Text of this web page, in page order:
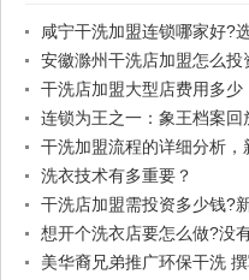
咸宁干洗加盟连锁哪家好?
安徽滁州干洗店加盟怎么投
干洗店加盟大型店费用多少
连锁为王之一：象王档案回
干洗加盟流程的详细分析，
洗衣技术有多重要？
干洗店加盟需投资多少钱?
想开个洗衣店要怎么做?没
美华裔兄弟推广环保干洗